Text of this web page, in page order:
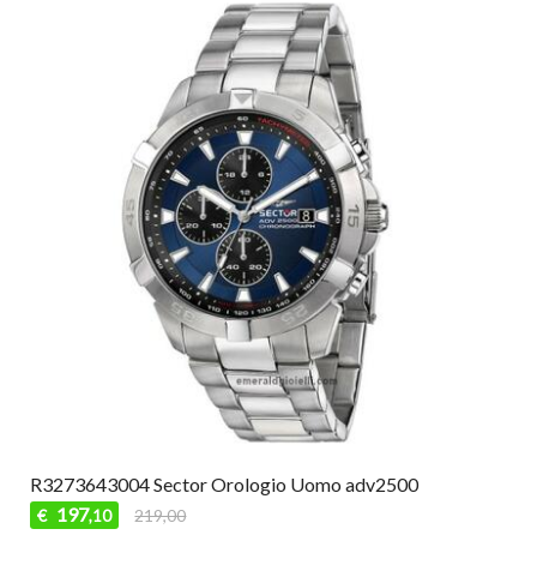
R3273643004 Sector Orologio Uomo adv2500
€ 197,10 219,00